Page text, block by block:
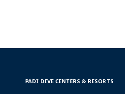
PADI
PADI DIVE CENTERS & RESORTS